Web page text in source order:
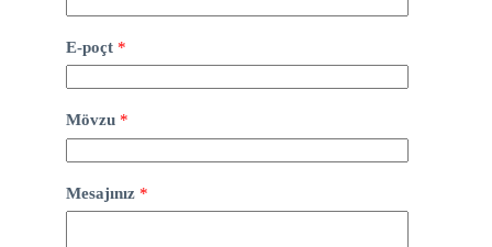
E-poçt *
Mövzu *
Mesajınız *